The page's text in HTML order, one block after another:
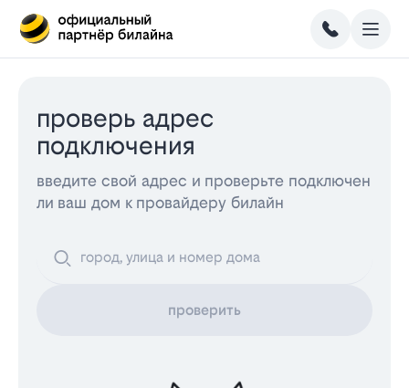
проверь адрес
подключения
введите свой адрес и проверьте подключен
ли ваш дом к провайдеру билайн
проверить